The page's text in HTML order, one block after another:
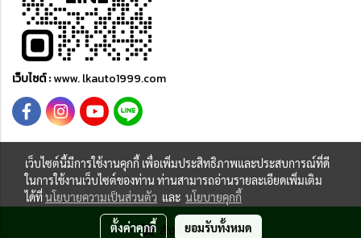
สั่งซื้อสินค้า
เว็บไซต์ :www. lkauto1999.com
Copyright © 2015 ; All rights reserved by lkauto1999.com
ผู้เข้าชมวันนี้ 424
เว็บไซต์นี้มีการใช้งานคุกกี้ เพื่อเพิ่มประสิทธิภาพและประสบการณ์ที่ดี
ในการใช้งานเว็บไซต์ของท่าน ท่านสามารถอ่านรายละเอียดเพิ่มเติม
ได้ที่นโยบายความเป็นส่วนตัว และ นโยบายคุกกี้
ตั้งค่าคุกกี้ ยอมรับทั้งหมด